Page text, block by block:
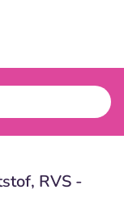
RVS -